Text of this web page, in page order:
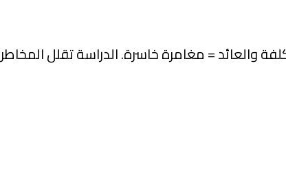
والعائد = مغامرة خاسرة. الدراسة تقلل